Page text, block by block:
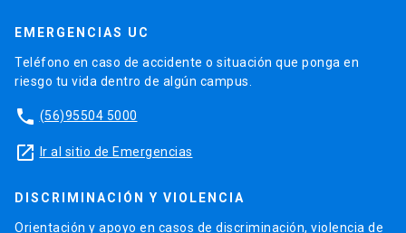
EMERGENCIAS UC
Teléfono en caso de accidente o situación que ponga en
riesgo tu vida dentro de algún campus.
phone (56)95504 5000
launch Ir al sitio de Emergencias
DISCRIMINACIÓN Y VIOLENCIA
Orientación y apoyo en casos de discriminación, violencia de